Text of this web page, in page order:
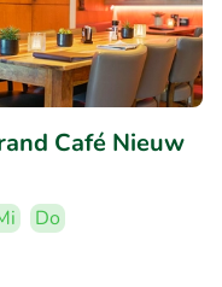
Café Nieuw
Do